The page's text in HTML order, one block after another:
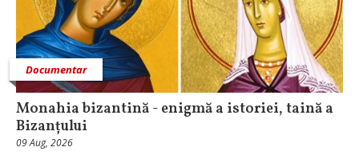
Documentar
Monahia bizantină - enigmă a istoriei, taină a
Bizanțului
09 Aug, 2026